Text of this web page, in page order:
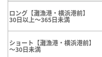
ロング【灘漁港・横浜港前】
30日以上～365日未満
ショート【灘漁港・横浜港前】
～30日未満